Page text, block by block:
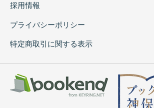
採用情報
プライバシーポリシー
特定商取引に関する表示